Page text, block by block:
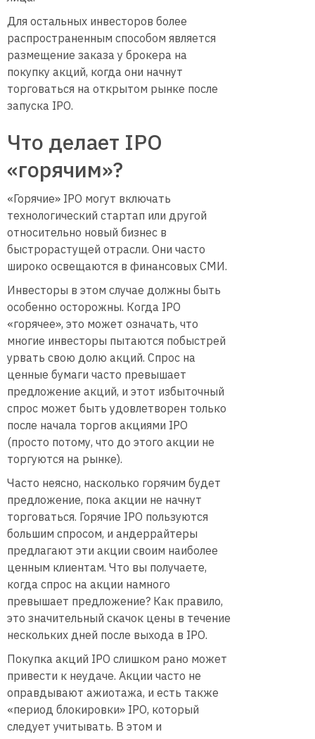
Для остальных инвесторов более
распространенным способом является
размещение заказа у брокера на
покупку акций, когда они начнут
торговаться на открытом рынке после
запуска IPO.
Что делает IPO
«горячим»?
«Горячие» IPO могут включать
технологический стартап или другой
относительно новый бизнес в
быстрорастущей отрасли. Они часто
широко освещаются в финансовых СМИ.
Инвесторы в этом случае должны быть
особенно осторожны. Когда IPO
«горячее», это может означать, что
многие инвесторы пытаются побыстрей
урвать свою долю акций. Спрос на
ценные бумаги часто превышает
предложение акций, и этот избыточный
спрос может быть удовлетворен только
после начала торгов акциями IPO
(просто потому, что до этого акции не
торгуются на рынке).
Часто неясно, насколько горячим будет
предложение, пока акции не начнут
торговаться. Горячие IPO пользуются
большим спросом, и андеррайтеры
предлагают эти акции своим наиболее
ценным клиентам. Что вы получаете,
когда спрос на акции намного
превышает предложение? Как правило,
это значительный скачок цены в течение
нескольких дней после выхода в IPO.
Покупка акций IPO слишком рано может
привести к неудаче. Акции часто не
оправдывают ажиотажа, и есть также
«период блокировки» IPO, который
следует учитывать. В этом и